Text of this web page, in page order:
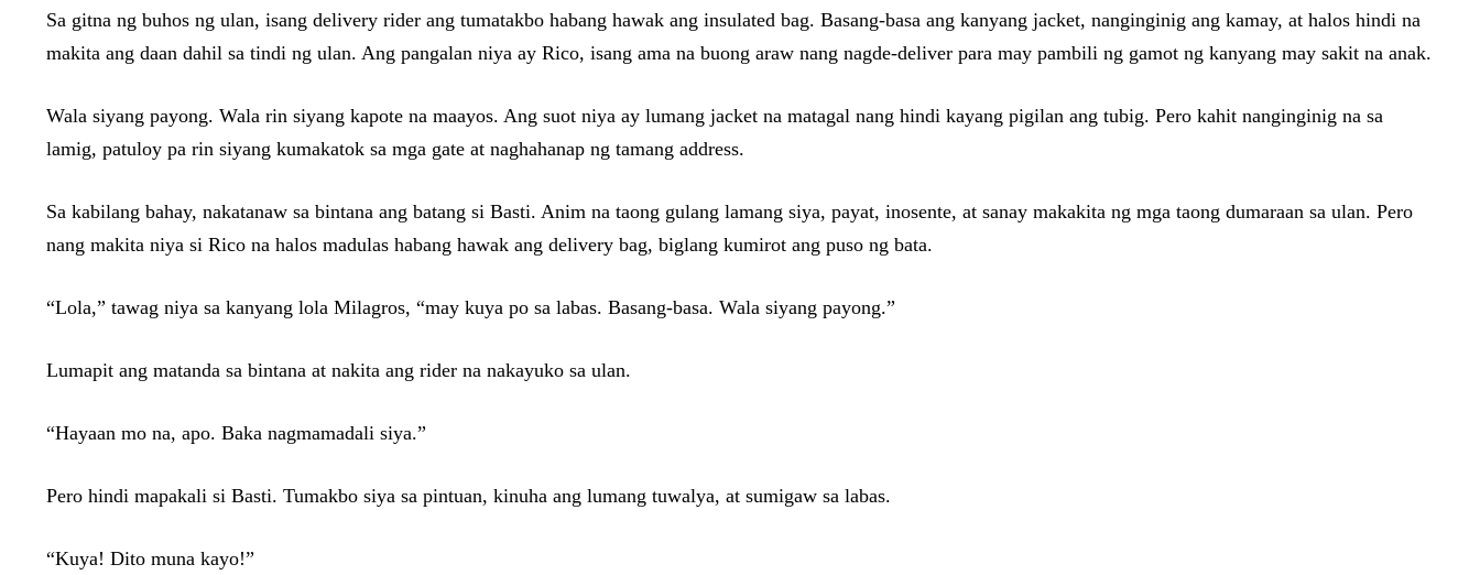
Sa gitna ng buhos ng ulan, isang delivery rider ang tumatakbo habang hawak ang insulated bag. Basang-basa ang kanyang jacket, nanginginig ang kamay, at halos hindi na
makita ang daan dahil sa tindi ng ulan. Ang pangalan niya ay Rico, isang ama na buong araw nang nagde-deliver para may pambili ng gamot ng kanyang may sakit na anak.
Wala siyang payong. Wala rin siyang kapote na maayos. Ang suot niya ay lumang jacket na matagal nang hindi kayang pigilan ang tubig. Pero kahit nanginginig na sa
lamig, patuloy pa rin siyang kumakatok sa mga gate at naghahanap ng tamang address.
Sa kabilang bahay, nakatanaw sa bintana ang batang si Basti. Anim na taong gulang lamang siya, payat, inosente, at sanay makakita ng mga taong dumaraan sa ulan. Pero
nang makita niya si Rico na halos madulas habang hawak ang delivery bag, biglang kumirot ang puso ng bata.
“Lola,” tawag niya sa kanyang lola Milagros, “may kuya po sa labas. Basang-basa. Wala siyang payong.”
Lumapit ang matanda sa bintana at nakita ang rider na nakayuko sa ulan.
“Hayaan mo na, apo. Baka nagmamadali siya.”
Pero hindi mapakali si Basti. Tumakbo siya sa pintuan, kinuha ang lumang tuwalya, at sumigaw sa labas.
“Kuya! Dito muna kayo!”